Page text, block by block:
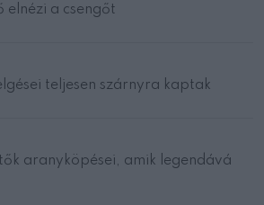
elnézi a csengőt
teljesen szárnyra kaptak
aranyköpései, amik legendává